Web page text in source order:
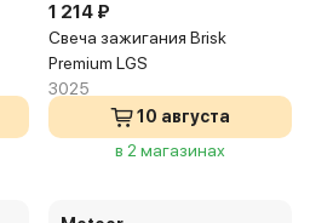
1 214 ₽
Свеча зажигания Brisk
Premium LGS
3025
10 августа
в 2 магазинах